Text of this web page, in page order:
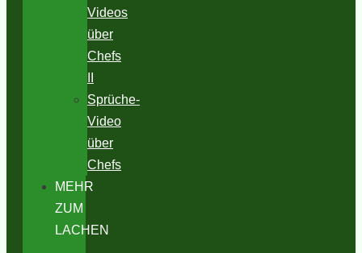
Videos
über
Chefs
Sprüche-
Video
über
Chefs
MEHR
ZUM
LACHEN